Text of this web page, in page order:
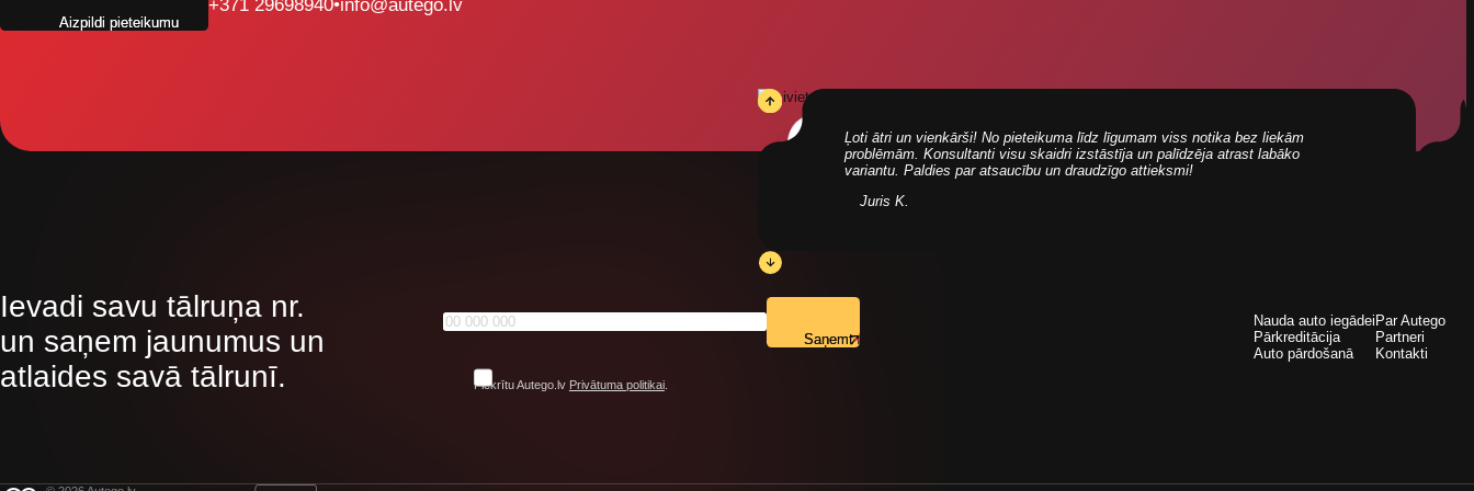
+371 29698940•info@autego.lv
Ļoti ātri un vienkārši! No pieteikuma līdz līgumam viss notika bez liekām
problēmām. Konsultanti visu skaidri izstāstīja un palīdzēja atrast labāko
variantu. Paldies par atsaucību un draudzīgo attieksmi!
Juris K.
Ievadi savu tālruņa nr.
un saņem jaunumus un
atlaides savā tālrunī.
Piekrītu Autego.lv Privātuma politikai.
Nauda auto iegādei
Pārkreditācija
Auto pārdošanā
Par Autego
Partneri
Kontakti